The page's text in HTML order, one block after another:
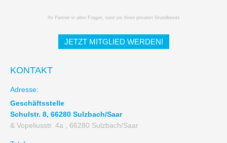
Ihr Partner in allen Fragen, rund um Ihren privaten Grundbesitz
JETZT MITGLIED WERDEN!
KONTAKT
Adresse:
Geschäftsstelle
Schulstr. 8, 66280 Sulzbach/Saar
& Vopeliusstr. 4a , 66280 Sulzbach/Saar